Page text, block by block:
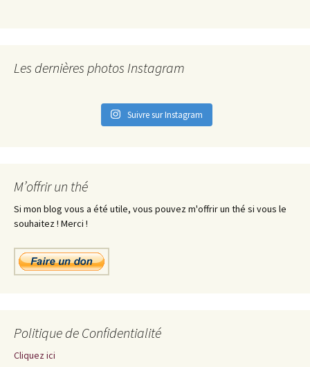
Les dernières photos Instagram
Suivre sur Instagram
M’offrir un thé
Si mon blog vous a été utile, vous pouvez m'offrir un thé si vous le
souhaitez ! Merci !
Politique de Confidentialité
Cliquez ici